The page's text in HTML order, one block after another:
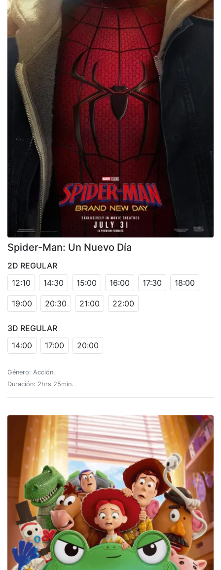
Spider-Man: Un Nuevo Día
2D REGULAR
12:10
14:30 15:00 16:00 17:30 18:00
19:00 20:30 21:00 22:00
3D REGULAR
14:00
17:00 20:00
Género: Acción.
Duración: 2hrs 25min.